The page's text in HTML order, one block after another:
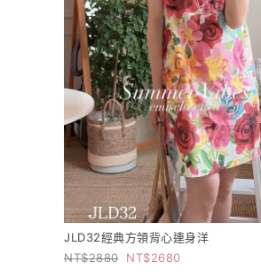
JLD32經典方領背心連身洋
2880
2680